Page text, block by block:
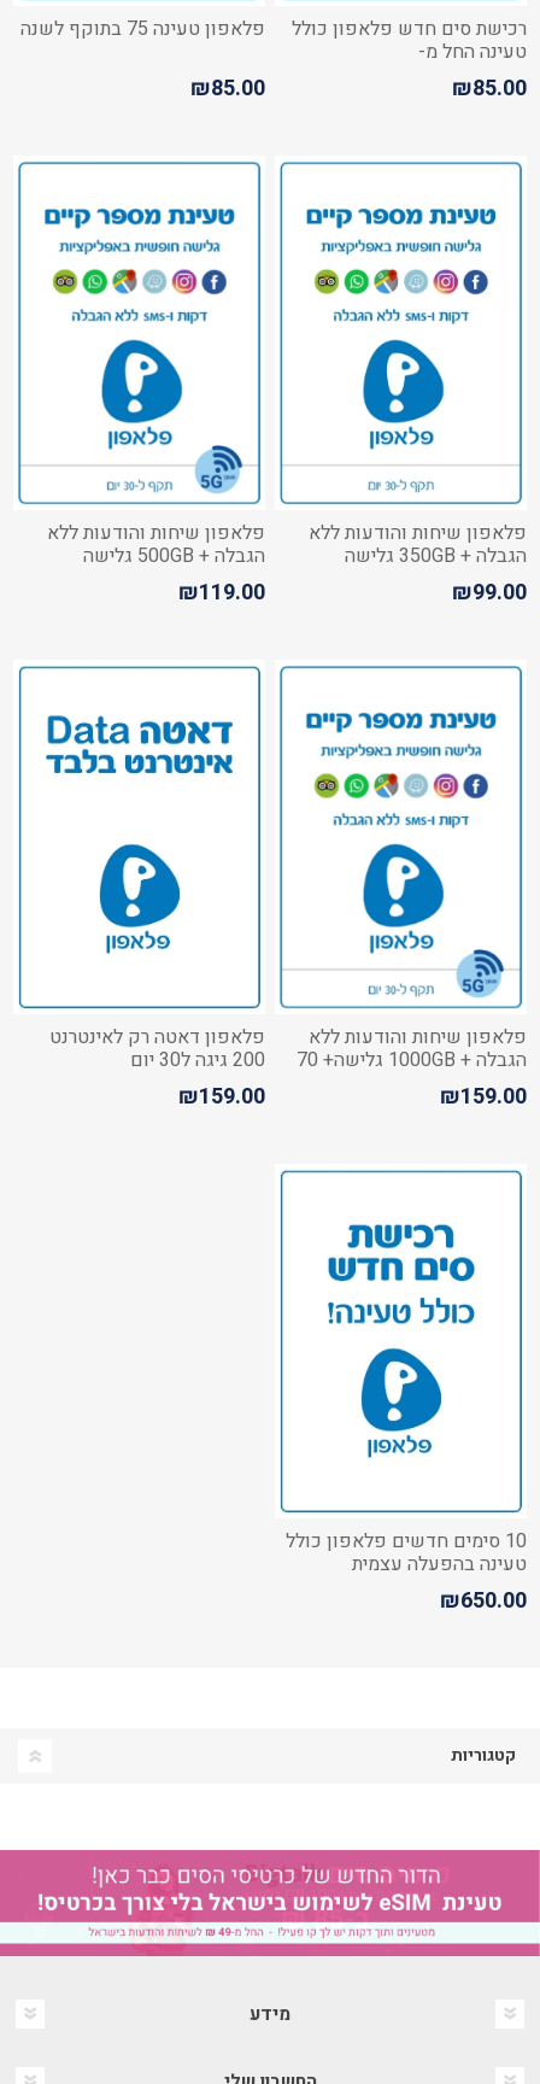
רכישת סים חדש פלאפון כולל
טעינה החל מ-
₪85.00
פלאפון טעינה 75 בתוקף לשנה
₪85.00
פלאפון שיחות והודעות ללא
הגבלה + 350GB גלישה
₪99.00
פלאפון שיחות והודעות ללא
הגבלה + 500GB גלישה
₪119.00
פלאפון שיחות והודעות ללא
הגבלה + 1000GB גלישה+ 70
ש"ח לחול
₪159.00
פלאפון דאטה רק לאינטרנט
200 גיגה ל30 יום
₪159.00
10 סימים חדשים פלאפון כולל
טעינה בהפעלה עצמית
₪650.00
קטגוריות
מידע